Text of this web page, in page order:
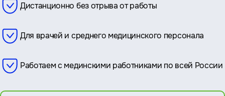
Дистанционно без отрыва от работы
Для врачей и среднего медицинского персонала
Работаем с мединскими работниками по всей России